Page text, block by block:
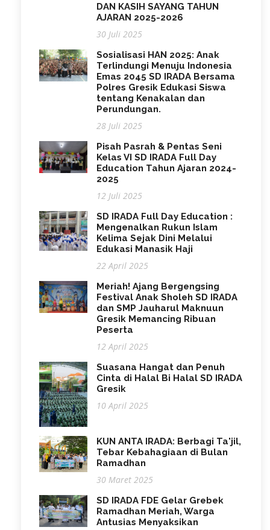
DAN KASIH SAYANG TAHUN
AJARAN 2025-2026
30 Juli 2025
Sosialisasi HAN 2025: Anak
Terlindungi Menuju Indonesia
Emas 2045 SD IRADA Bersama
Polres Gresik Edukasi Siswa
tentang Kenakalan dan
Perundungan.
28 Juli 2025
Pisah Pasrah & Pentas Seni
Kelas VI SD IRADA Full Day
Education Tahun Ajaran 2024-
2025
12 Juli 2025
SD IRADA Full Day Education :
Mengenalkan Rukun Islam
Kelima Sejak Dini Melalui
Edukasi Manasik Haji
22 April 2025
Meriah! Ajang Bergengsing
Festival Anak Sholeh SD IRADA
dan SMP Jauharul Maknuun
Gresik Memancing Ribuan
Peserta
12 April 2025
Suasana Hangat dan Penuh
Cinta di Halal Bi Halal SD IRADA
Gresik
10 April 2025
KUN ANTA IRADA: Berbagi Ta'jil,
Tebar Kebahagiaan di Bulan
Ramadhan
30 Maret 2025
SD IRADA FDE Gelar Grebek
Ramadhan Meriah, Warga
Antusias Menyaksikan